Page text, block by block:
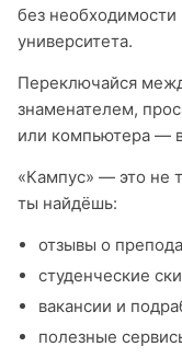
без необходимости
университета.
Переключайся
знаменателем,
или компьютера —
«Кампус» — это не
ты найдёшь:
отзывы о
студенческие
вакансии и
полезные